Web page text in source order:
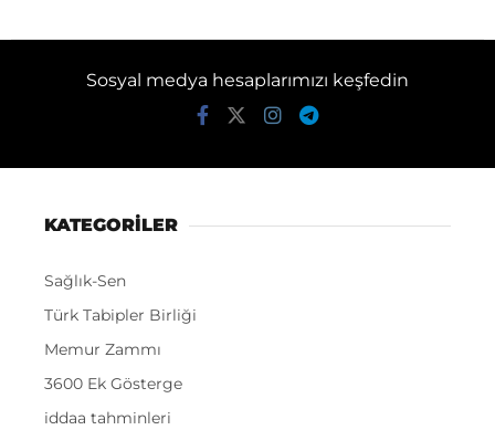
Sosyal medya hesaplarımızı keşfedin
KATEGORİLER
Sağlık-Sen
Türk Tabipler Birliği
Memur Zammı
3600 Ek Gösterge
iddaa tahminleri